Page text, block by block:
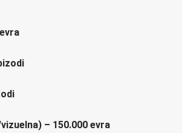
– 150.000 evra